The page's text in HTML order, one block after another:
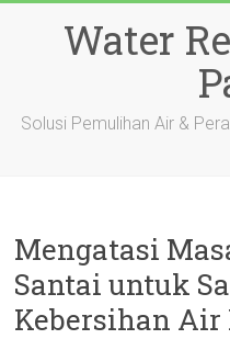
Water
Solusi Pemulihan Air &
Mengatasi
Santai untuk
Kebersihan Air